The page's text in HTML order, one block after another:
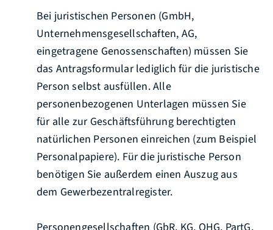
Bei juristischen Personen (GmbH,
Unternehmensgesellschaften, AG,
eingetragene Genossenschaften) müssen Sie
das Antragsformular lediglich für die juristische
Person selbst ausfüllen. Alle
personenbezogenen Unterlagen müssen Sie
für alle zur Geschäftsführung berechtigten
natürlichen Personen einreichen (zum Beispiel
Personalpapiere). Für die juristische Person
benötigen Sie außerdem einen Auszug aus
dem Gewerbezentralregister.